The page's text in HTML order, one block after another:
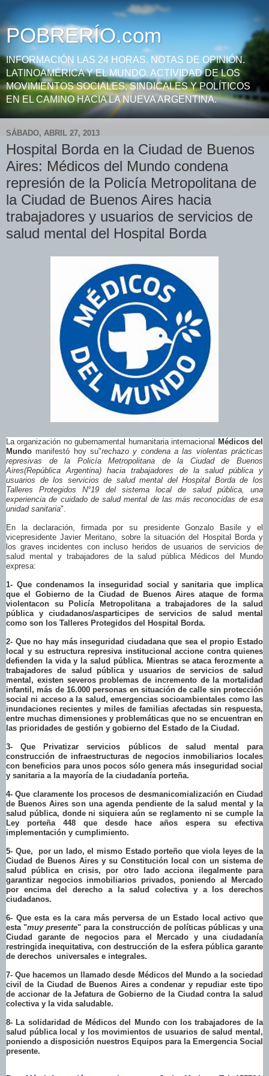
POBRERÍO.com
INFORMACIÓN LAS 24 HORAS. NOTAS DE OPINIÓN.
LATINOAMÉRICA Y EL MUNDO. ACTIVIDAD DE LOS
MOVIMIENTOS SOCIALES, SINDICALES Y POLÍTICOS
EN EL CAMINO HACIA LA NUEVA ARGENTINA.
SÁBADO, ABRIL 27, 2013
Hospital Borda en la Ciudad de Buenos
Aires: Médicos del Mundo condena
represión de la Policía Metropolitana de
la Ciudad de Buenos Aires hacia
trabajadores y usuarios de servicios de
salud mental del Hospital Borda
La organización no gubernamental humanitaria internacional
Médicos del
Mundo manifestó hoy su"rechazo y condena a las violentas prácticas
represivas de la Policía Metropolitana de la Ciudad de Buenos
Aires(República Argentina) hacia trabajadores de la salud pública y
usuarios de los servicios de salud mental del Hospital Borda de los
Talleres Protegidos N°19 del sistema local de salud pública, una
experiencia de cuidado de salud mental de las más reconocidas de esa
unidad sanitaria".
En la declaración, firmada por su presidente Gonzalo Basile y el
vicepresidente Javier Meritano, sobre la situación del Hospital Borda y
los graves incidentes con incluso heridos de usuarios de servicios de
salud mental y trabajadores de la salud pública Médicos del Mundo
expresa:
1- Que condenamos la inseguridad social y sanitaria que implica
que el Gobierno de la Ciudad de Buenos Aires ataque de forma
violentacon su Policía Metropolitana a trabajadores de la salud
pública y ciudadanos/asparticipes de servicios de salud mental
como son los Talleres Protegidos del Hospital Borda.
2- Que no hay más inseguridad ciudadana que sea el propio Estado
local y su estructura represiva institucional accione contra quienes
defienden la vida y la salud pública. Mientras se ataca ferozmente a
trabajadores de salud pública y usuarios de servicios de salud
mental, existen severos problemas de incremento de la mortalidad
infantil, más de 16.000 personas en situación de calle sin protección
social ni acceso a la salud, emergencias socioambientales como las
inundaciones recientes y miles de familias afectadas sin respuesta,
entre muchas dimensiones y problemáticas que no se encuentran en
las prioridades de gestión y gobierno del Estado de la Ciudad.
3- Que Privatizar servicios públicos de salud mental para
construcción de infraestructuras de negocios inmobiliarios locales
con beneficios para unos pocos sólo genera más inseguridad social
y sanitaria a la mayoría de la ciudadanía porteña.
4- Que claramente los procesos de desmanicomialización en Ciudad
de Buenos Aires son una agenda pendiente de la salud mental y la
salud pública, donde ni siquiera aún se reglamento ni se cumple la
Ley porteña 448 que desde hace años espera su efectiva
implementación y cumplimiento.
5- Que, por un lado, el mismo Estado porteño que viola leyes de la
Ciudad de Buenos Aires y su Constitución local con un sistema de
salud pública en crisis, por otro lado acciona ilegalmente para
garantizar negocios inmobiliarios privados, poniendo al Mercado
por encima del derecho a la salud colectiva y a los derechos
ciudadanos.
6- Que esta es la cara más perversa de un Estado local activo que
esta "muy presente" para la construcción de políticas públicas y una
Ciudad garante de negocios para el Mercado y una ciudadanía
restringida inequitativa, con destrucción de la esfera pública garante
de derechos universales e integrales.
7- Que hacemos un llamado desde Médicos del Mundo a la sociedad
civil de la Ciudad de Buenos Aires a condenar y repudiar este tipo
de accionar de la Jefatura de Gobierno de la Ciudad contra la salud
colectiva y la vida saludable.
8- La solidaridad de Médicos del Mundo con los trabajadores de la
salud pública local y los movimientos de usuarios de salud mental,
poniendo a disposición nuestros Equipos para la Emergencia Social
presente.